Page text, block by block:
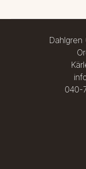
Yta: Blankpolerad
Silver är ett mjukt
armringen till önskad
Dahlgren
040-